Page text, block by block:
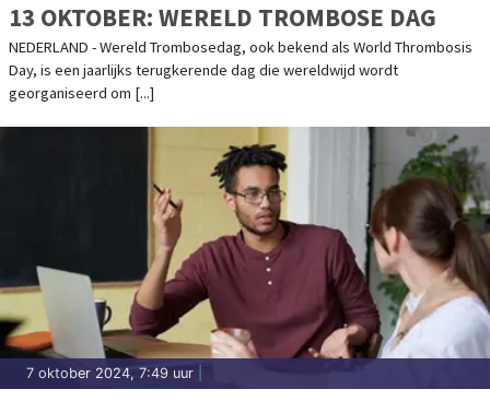
13 OKTOBER: WERELD TROMBOSE DAG
NEDERLAND - Wereld Trombosedag, ook bekend als World Thrombosis
Day, is een jaarlijks terugkerende dag die wereldwijd wordt
georganiseerd om [...]
7 oktober 2024, 7:49 uur